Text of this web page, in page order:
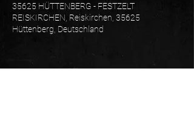
35625 HÜTTENBERG - FESTZELT
REISKIRCHEN, Reiskirchen, 35625
Hüttenberg, Deutschland